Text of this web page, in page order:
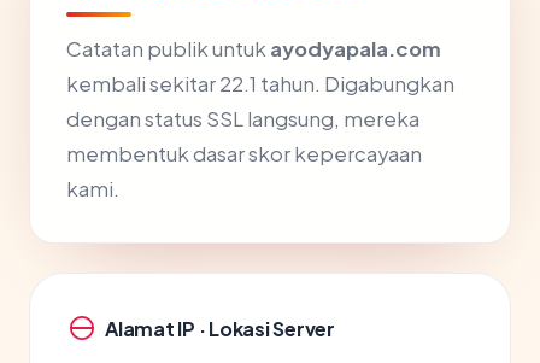
Catatan publik untuk ayodyapala.com
kembali sekitar 22.1 tahun. Digabungkan
dengan status SSL langsung, mereka
membentuk dasar skor kepercayaan
kami.
Alamat IP · Lokasi Server